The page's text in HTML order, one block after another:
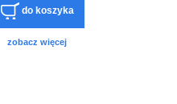
do koszyka
zobacz więcej